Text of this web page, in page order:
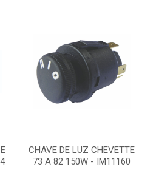
CHAVE DE LUZ CHEVETTE
73 A 82 150W - IM11160